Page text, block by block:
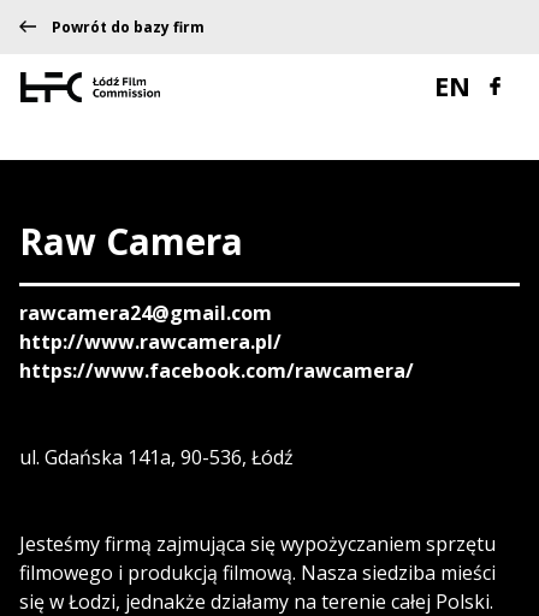
Powrót do bazy firm
EN
Raw Camera
rawcamera24@gmail.com
http://www.rawcamera.pl/
https://www.facebook.com/rawcamera/
ul. Gdańska 141a, 90-536, Łódź
Jesteśmy firmą zajmująca się wypożyczaniem sprzętu
filmowego i produkcją filmową. Nasza siedziba mieści
się w Łodzi, jednakże działamy na terenie całej Polski.